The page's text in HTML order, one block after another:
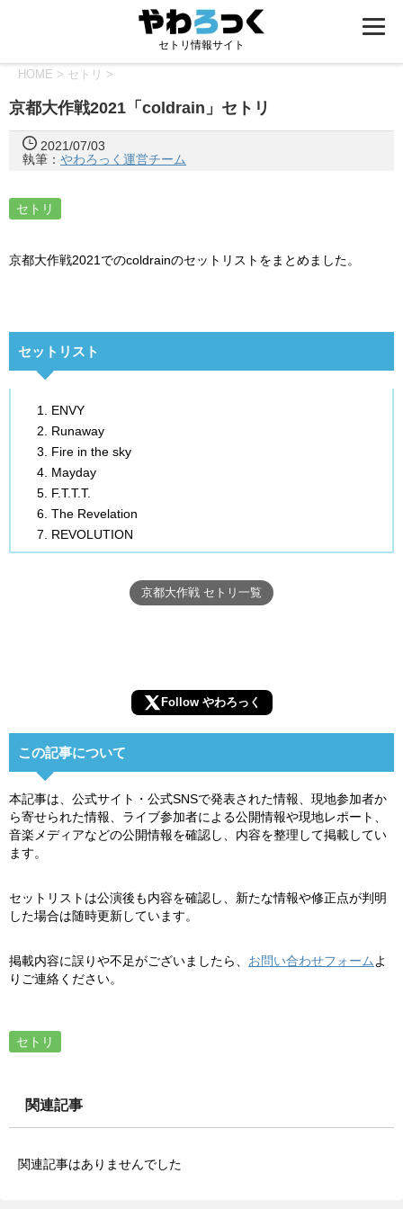
セトリ情報サイト
HOME > セトリ >
京都大作戦2021「coldrain」セトリ
2021/07/03
執筆： やわろっく運営チーム
セトリ
京都大作戦2021でのcoldrainのセットリストをまとめました。
セットリスト
ENVY
Runaway
Fire in the sky
Mayday
F.T.T.T.
The Revelation
REVOLUTION
京都大作戦 セトリ一覧
Follow やわろっく
この記事について
本記事は、公式サイト・公式SNSで発表された情報、現地参加者か
ら寄せられた情報、ライブ参加者による公開情報や現地レポート、
音楽メディアなどの公開情報を確認し、内容を整理して掲載してい
ます。
セットリストは公演後も内容を確認し、新たな情報や修正点が判明
した場合は随時更新しています。
掲載内容に誤りや不足がございましたら、 お問い合わせフォーム よ
りご連絡ください。
セトリ
関連記事
関連記事はありませんでした